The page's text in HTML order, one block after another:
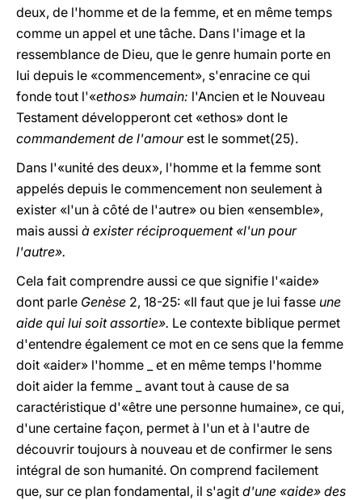
deux, de l'homme et de la femme, et en même temps
comme un appel et une tâche. Dans l'image et la
ressemblance de Dieu, que le genre humain porte en
lui depuis le «commencement», s'enracine ce qui
fonde tout l'«ethos» humain: l'Ancien et le Nouveau
Testament développeront cet «ethos» dont le
commandement de l'amourest le sommet(25).
Dans l'«unité des deux», l'homme et la femme sont
appelés depuis le commencement non seulement à
exister «l'un à côté de l'autre» ou bien «ensemble»,
mais aussi à exister réciproquement «l'un pour
l'autre».
Cela fait comprendre aussi ce que signifie l'«aide»
dont parle Genèse 2, 18-25: «Il faut que je lui fasse une
aide qui lui soit assortie». Le contexte biblique permet
d'entendre également ce mot en ce sens que la femme
doit «aider» l'homme _ et en même temps l'homme
doit aider la femme _ avant tout à cause de sa
caractéristique d'«être une personne humaine», ce qui,
d'une certaine façon, permet à l'un et à l'autre de
découvrir toujours à nouveau et de confirmer le sens
intégral de son humanité. On comprend facilement
que, sur ce plan fondamental, il s'agit d'une «aide» des